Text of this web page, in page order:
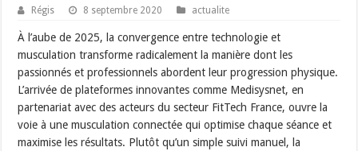
Régis 8 septembre 2020 actualite
À l’aube de 2025, la convergence entre technologie et
musculation transforme radicalement la manière dont les
passionnés et professionnels abordent leur progression physique.
L’arrivée de plateformes innovantes comme Medisysnet, en
partenariat avec des acteurs du secteur FitTech France, ouvre la
voie à une musculation connectée qui optimise chaque séance et
maximise les résultats. Plutôt qu’un simple suivi manuel, la